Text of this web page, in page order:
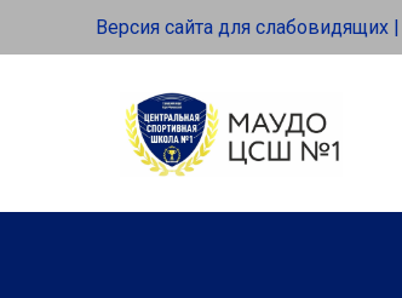
Версия сайта для слабовидящих |